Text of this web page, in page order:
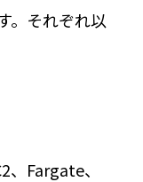
。それぞれ以
Fargate、